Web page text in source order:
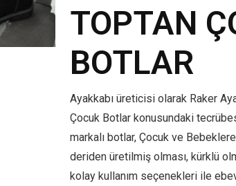
TOPTAN
BOTLAR
Ayakkabı üreticisi olarak Raker
Çocuk Botlar konusundaki
markalı botlar, Çocuk ve
deriden üretilmiş olması, kürklü
kolay kullanım seçenekleri ile